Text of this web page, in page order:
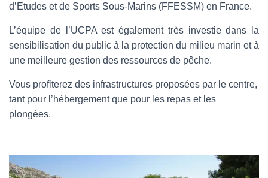
d’Etudes et de Sports Sous-Marins (FFESSM) en France.
L’équipe de l’UCPA est également très investie dans la
sensibilisation du public à la protection du milieu marin et à
une meilleure gestion des ressources de pêche.
Vous profiterez des infrastructures proposées par le centre,
tant pour l’hébergement que pour les repas et les
plongées.